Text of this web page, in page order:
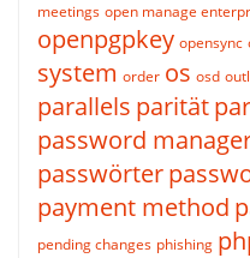
meetings open manage
openpgpkey opensync
system order os osd
parallels parität
password
passwörter
payment method
pending changes phishing